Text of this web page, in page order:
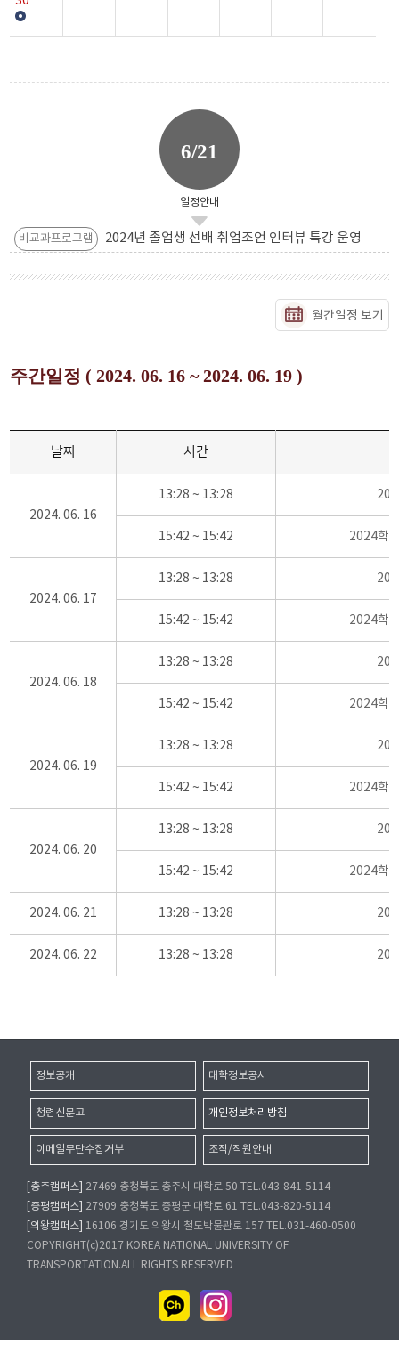
6/21
일정안내
비교과프로그램 2024년 졸업생 선배 취업조언 인터뷰 특강 운영
월간일정 보기
주간일정 ( 2024. 06. 16 ~ 2024. 06. 19 )
날짜 시간
2024. 06. 16
13:28 ~ 13:28
15:42 ~ 15:42 2024학
2024. 06. 17
13:28 ~ 13:28
15:42 ~ 15:42 2024학
2024. 06. 18
13:28 ~ 13:28
15:42 ~ 15:42 2024학
2024. 06. 19
13:28 ~ 13:28
15:42 ~ 15:42 2024학
2024. 06. 20
13:28 ~ 13:28
15:42 ~ 15:42 2024학
2024. 06. 21 13:28 ~ 13:28
2024. 06. 22 13:28 ~ 13:28
정보공개 대학정보공시
청렴신문고 개인정보처리방침
이메일무단수집거부 조직/직원안내
[충주캠퍼스]
27469 충청북도 충주시 대학로 50 TEL.043-841-5114
[증평캠퍼스]
27909 충청북도 증평군 대학로 61 TEL.043-820-5114
[의왕캠퍼스]
16106 경기도 의왕시 철도박물관로 157 TEL.031-460-0500
COPYRIGHT(c)2017 KOREA NATIONAL UNIVERSITY OF
TRANSPORTATION.ALL RIGHTS RESERVED